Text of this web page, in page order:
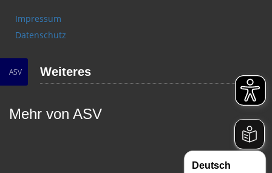
Impressum
Datenschutz
ASV Weiteres
Mehr von ASV